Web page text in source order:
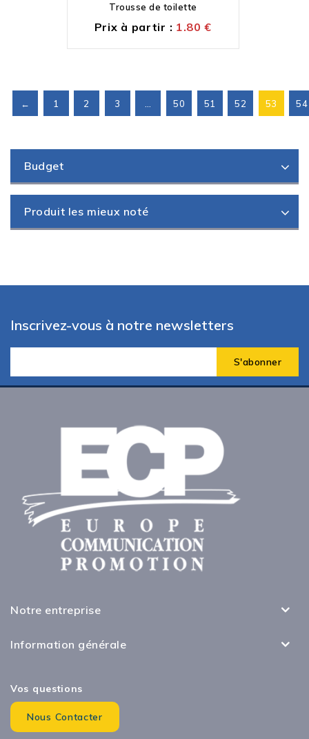
Trousse de toilette
Prix à partir : 1.80€
← 1 2 3 50 51 52 53 54
Budget
Produit les mieux noté
Inscrivez-vous à notre newsletters
Notre entreprise
Information générale
Vos questions
Nous Contacter